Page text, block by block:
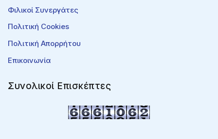
Φιλικοί Συνεργάτες
Πολιτική Cookies
Πολιτική Απορρήτου
Επικοινωνία
Συνολικοί Επισκέπτες